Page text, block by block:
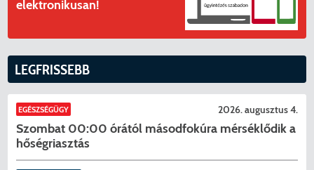
elektronikusan!
LEGFRISSEBB
EGÉSZSÉGÜGY 2026. augusztus 4.
Szombat 00:00 órától másodfokúra mérséklődik a
hőségriasztás